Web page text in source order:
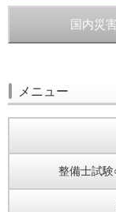
国内災
メニュー
整備士試